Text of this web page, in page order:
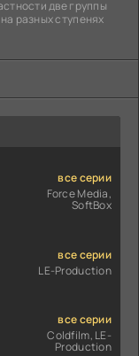
две группы
разных ступенях
все серии
Force Media,
SoftBox
все серии
LE-Production
все серии
Coldfilm, LE-
Production